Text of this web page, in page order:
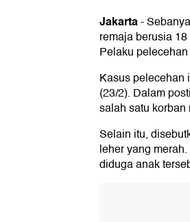
Jakarta-
remaja berusia
Pelaku
Kasus pelecehan
(23/2). Dalam
salah satu
Selain itu,
leher yang
diduga anak